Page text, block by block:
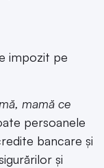
impozit pe
mamă ce
persoanele
bancare și
și